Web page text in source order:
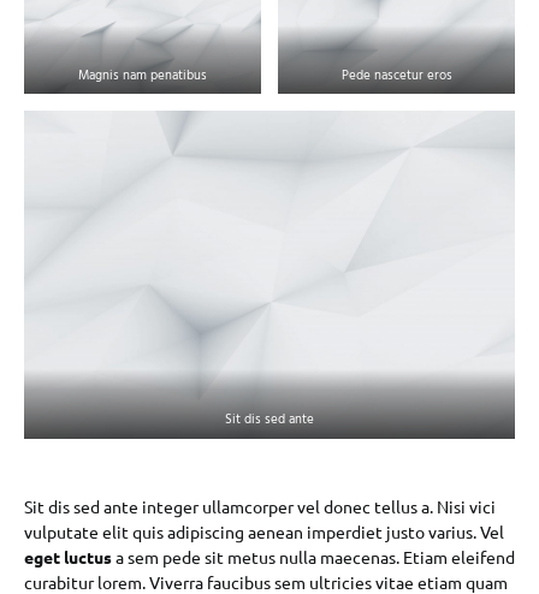
Magnis nam penatibus Pede nascetur eros
Sit dis sed ante
Sit dis sed ante integer ullamcorper vel donec tellus a. Nisi vici
vulputate elit quis adipiscing aenean imperdiet justo varius. Vel
eget luctusa sem pede sit metus nulla maecenas. Etiam eleifend
curabitur lorem. Viverra faucibus sem ultricies vitae etiam quam